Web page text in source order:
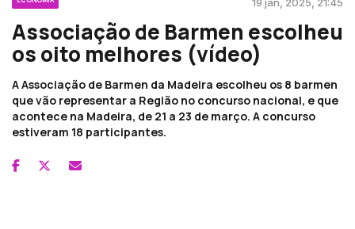
Associação de Barmen escolheu
os oito melhores (vídeo)
A Associação de Barmen da Madeira escolheu os 8 barmen
que vão representar a Região no concurso nacional, e que
acontece na Madeira, de 21 a 23 de março. A concurso
estiveram 18 participantes.